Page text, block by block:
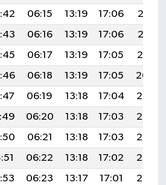
06:15 13:19 17:06
20:13
06:16 13:19 17:06
20:12
06:17 13:19 17:05
20:10
06:18 13:19 17:05
20:09
06:19 13:18 17:04
20:08
06:20 13:18 17:03
20:06
06:21 13:18 17:03
20:05
06:22 13:18 17:02
20:03
06:23 13:17 17:01
20:02